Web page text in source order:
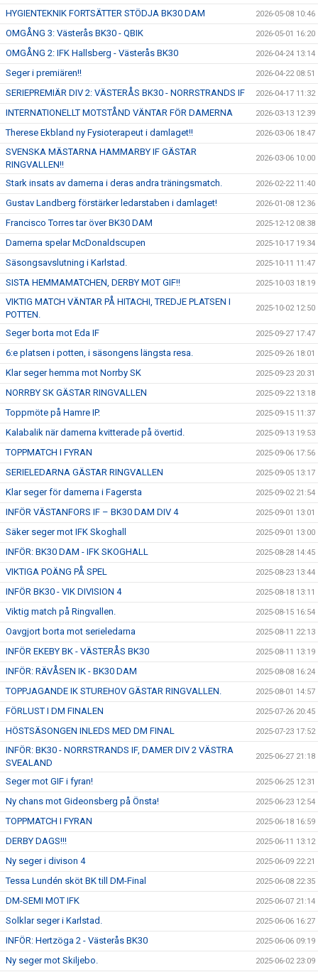
HYGIENTEKNIK FORTSÄTTER STÖDJA BK30 DAM 2026-05-08 10:46
OMGÅNG 3: Västerås BK30 - QBIK 2026-05-01 16:20
OMGÅNG 2: IFK Hallsberg - Västerås BK30 2026-04-24 13:14
Seger i premiären!! 2026-04-22 08:51
SERIEPREMIÄR DIV 2: VÄSTERÅS BK30 - NORRSTRANDS IF 2026-04-17 11:32
INTERNATIONELLT MOTSTÅND VÄNTAR FÖR DAMERNA 2026-03-13 12:39
Therese Ekbland ny Fysioterapeut i damlaget!! 2026-03-06 18:47
SVENSKA MÄSTARNA HAMMARBY IF GÄSTAR
RINGVALLEN!!
2026-03-06 10:00
Stark insats av damerna i deras andra träningsmatch. 2026-02-22 11:40
Gustav Landberg förstärker ledarstaben i damlaget! 2026-01-08 12:36
Francisco Torres tar över BK30 DAM 2025-12-12 08:38
Damerna spelar McDonaldscupen 2025-10-17 19:34
Säsongsavslutning i Karlstad. 2025-10-11 11:47
SISTA HEMMAMATCHEN, DERBY MOT GIF!! 2025-10-03 18:19
VIKTIG MATCH VÄNTAR PÅ HITACHI, TREDJE PLATSEN I
POTTEN.
2025-10-02 12:50
Seger borta mot Eda IF 2025-09-27 17:47
6:e platsen i potten, i säsongens längsta resa. 2025-09-26 18:01
Klar seger hemma mot Norrby SK 2025-09-23 20:31
NORRBY SK GÄSTAR RINGVALLEN 2025-09-22 13:18
Toppmöte på Hamre IP. 2025-09-15 11:37
Kalabalik när damerna kvitterade på övertid. 2025-09-13 19:53
TOPPMATCH I FYRAN 2025-09-06 17:56
SERIELEDARNA GÄSTAR RINGVALLEN 2025-09-05 13:17
Klar seger för damerna i Fagersta 2025-09-02 21:54
INFÖR VÄSTANFORS IF – BK30 DAM DIV 4 2025-09-01 13:01
Säker seger mot IFK Skoghall 2025-09-01 13:00
INFÖR: BK30 DAM - IFK SKOGHALL 2025-08-28 14:45
VIKTIGA POÄNG PÅ SPEL 2025-08-23 13:44
INFÖR BK30 - VIK DIVISION 4 2025-08-18 13:11
Viktig match på Ringvallen. 2025-08-15 16:54
Oavgjort borta mot serieledarna 2025-08-11 22:13
INFÖR EKEBY BK - VÄSTERÅS BK30 2025-08-11 13:19
INFÖR: RÄVÅSEN IK - BK30 DAM 2025-08-08 16:24
TOPPJAGANDE IK STUREHOV GÄSTAR RINGVALLEN. 2025-08-01 14:57
FÖRLUST I DM FINALEN 2025-07-26 20:45
HÖSTSÄSONGEN INLEDS MED DM FINAL 2025-07-23 17:52
INFÖR: BK30 - NORRSTRANDS IF, DAMER DIV 2 VÄSTRA
SVEALAND
2025-06-27 21:18
Seger mot GIF i fyran! 2025-06-25 12:31
Ny chans mot Gideonsberg på Önsta! 2025-06-23 12:54
TOPPMATCH I FYRAN 2025-06-18 16:59
DERBY DAGS!!! 2025-06-11 13:12
Ny seger i divison 4 2025-06-09 22:21
Tessa Lundén sköt BK till DM-Final 2025-06-08 22:35
DM-SEMI MOT IFK 2025-06-07 21:14
Solklar seger i Karlstad. 2025-06-06 16:27
INFÖR: Hertzöga 2 - Västerås BK30 2025-06-06 09:19
Ny seger mot Skiljebo. 2025-06-02 23:09